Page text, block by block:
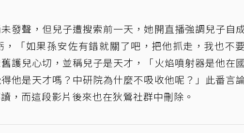
發聲，但兒子遭搜索前一天，她開直播強調兒子自
「如果孫安佐有錯就關了吧，把他抓走，我也不
護兒心切，並稱兒子是天才，「火焰噴射器是他在
他是天才嗎？中研院為什麼不吸收他呢？」此番言
，而這段影片後來也在狄鶯社群中刪除。